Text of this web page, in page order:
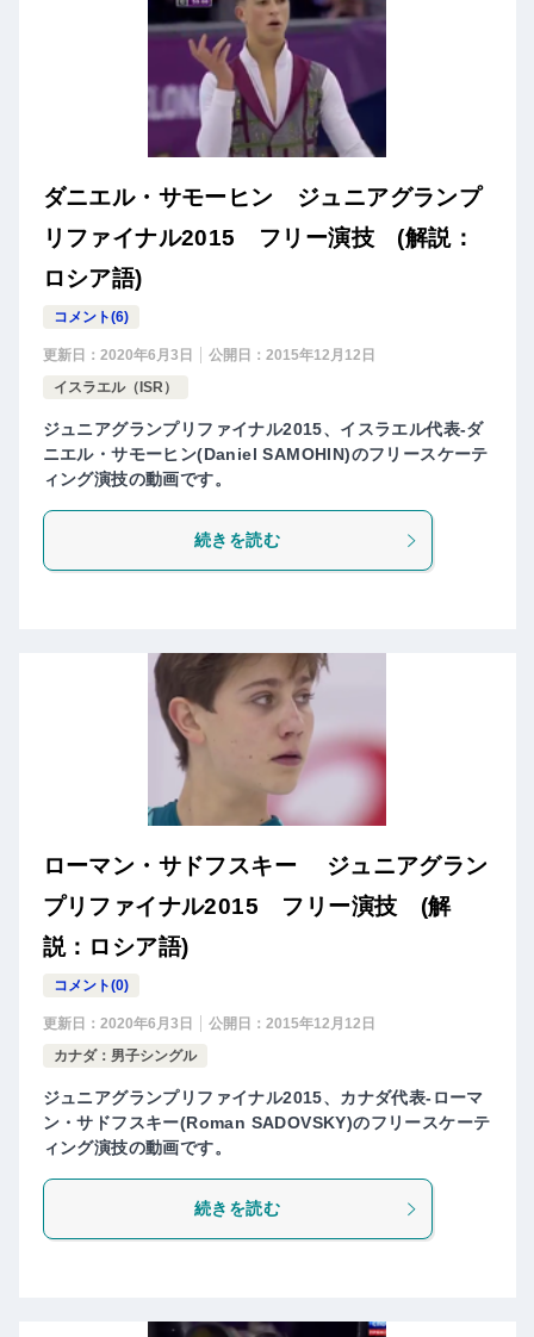
ダニエル・サモーヒン ジュニアグランプ
リファイナル2015 フリー演技 (解説：
ロシア語)
コメント(6)
更新日： 2020年6月3日 公開日： 2015年12月12日
イスラエル（ISR）
ジュニアグランプリファイナル2015、イスラエル代表-ダ
ニエル・サモーヒン(Daniel SAMOHIN)のフリースケーテ
ィング演技の動画です。
続きを読む
ローマン・サドフスキー ジュニアグラン
プリファイナル2015 フリー演技 (解
説：ロシア語)
コメント(0)
更新日： 2020年6月3日 公開日： 2015年12月12日
カナダ：男子シングル
ジュニアグランプリファイナル2015、カナダ代表-ローマ
ン・サドフスキー(Roman SADOVSKY)のフリースケーテ
ィング演技の動画です。
続きを読む